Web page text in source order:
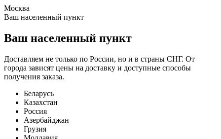
Москва
Ваш населенный пункт
Ваш населенный пункт
Доставляем не только по России, но и в страны СНГ. От
города зависят цены на доставку и доступные способы
получения заказа.
Беларусь
Казахстан
Россия
Азербайджан
Грузия